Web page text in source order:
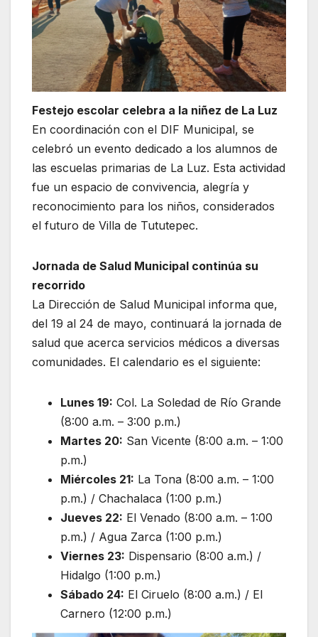
Festejo escolar celebra a la niñez de La Luz
En coordinación con el DIF Municipal, se
celebró un evento dedicado a los alumnos de
las escuelas primarias de La Luz. Esta actividad
fue un espacio de convivencia, alegría y
reconocimiento para los niños, considerados
el futuro de Villa de Tututepec.
Jornada de Salud Municipal continúa su
recorrido
La Dirección de Salud Municipal informa que,
del 19 al 24 de mayo, continuará la jornada de
salud que acerca servicios médicos a diversas
comunidades. El calendario es el siguiente:
Lunes 19: Col. La Soledad de Río Grande
(8:00 a.m. – 3:00 p.m.)
Martes 20: San Vicente (8:00 a.m. – 1:00
p.m.)
Miércoles 21: La Tona (8:00 a.m. – 1:00
p.m.) / Chachalaca (1:00 p.m.)
Jueves 22: El Venado (8:00 a.m. – 1:00
p.m.) / Agua Zarca (1:00 p.m.)
Viernes 23: Dispensario (8:00 a.m.) /
Hidalgo (1:00 p.m.)
Sábado 24: El Ciruelo (8:00 a.m.) / El
Carnero (12:00 p.m.)